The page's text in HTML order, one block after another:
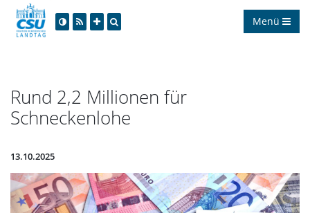
Menü
Rund 2,2 Millionen für
Schneckenlohe
13.10.2025